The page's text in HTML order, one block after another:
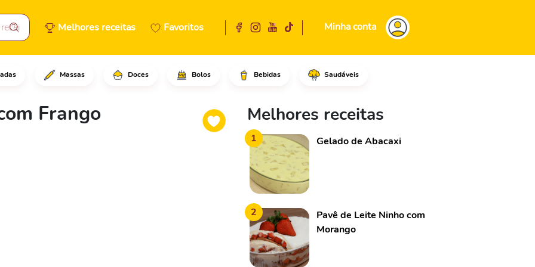
Melhores receitas Favoritos Minha conta
Massas Doces Bolos Bebidas Saudáveis
Frango
disco de massa de pastel em uma frigideira grande em
Melhores receitas
1 Gelado de Abacaxi
2
Pavê de Leite Ninho com
Morango